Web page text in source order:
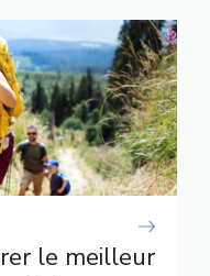
le meilleur